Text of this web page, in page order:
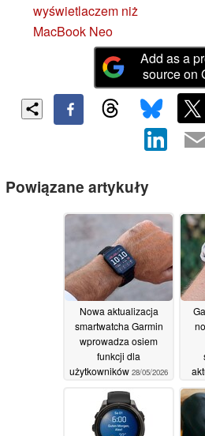
wyświetlaczem niż
MacBook Neo
Add as a
source on
Powiązane artykuły
Nowa aktualizacja
smartwatcha Garmin
wprowadza osiem
funkcji dla
użytkowników 28/05/2026